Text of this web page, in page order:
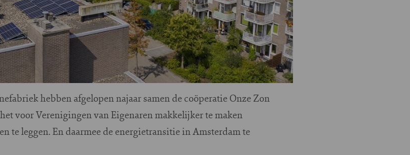
hebben afgelopen najaar samen de coöperatie Onze Zon
voor Verenigingen van Eigenaren makkelijker te maken
te leggen. En daarmee de energietransitie in Amsterdam te